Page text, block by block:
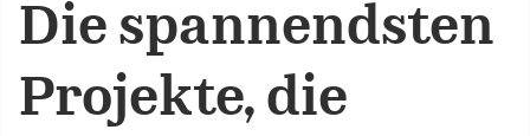
Die spannendsten
Projekte, die